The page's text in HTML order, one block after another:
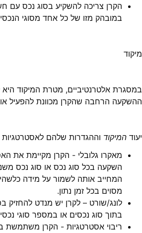
הקרן צריכה להשקיע בסוג נכס עם
במובהק מזו של כל אחד מסוגי
מיקוד
במסגרת אלטרנטיביים, מטרת המיקוד היא
ההשקעה הרחבה שהקרן מכוונת להפעיל
יעוד המיקוד וההגדרות שלהם לאסטרטגיות
מאקרו גלובלי - הקרן מקיימת את
השקעה בכל סוג נכס או סוג נכס
המחייב אותה לשמור על מידה
מסוים בכל זמן נתון.
לונג/שורט – לקרן יש מנדט להחזיק
בתוך סוג נכסים או במספר סוגי
ריבוי אסטרטגיות - הקרן משתמשת